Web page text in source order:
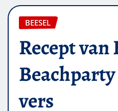
BEESEL
Recept van
vers